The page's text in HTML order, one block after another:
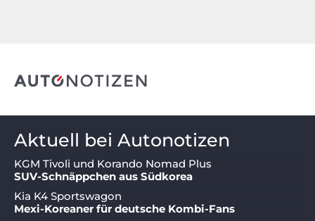
Aktuell bei Autonotizen
KGM Tivoli und Korando Nomad Plus
SUV-Schnäppchen aus Südkorea
Kia K4 Sportswagon
Mexi-Koreaner für deutsche Kombi-Fans